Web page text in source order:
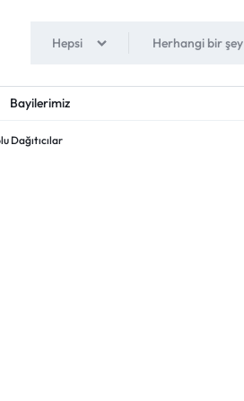
Hepsi
Bayilerimiz
Dağıtıcılar